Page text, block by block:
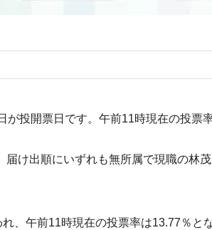
投開票日です。午前11時現在の投票
け出順にいずれも無所属で現職の林
、午前11時現在の投票率は13.77％と